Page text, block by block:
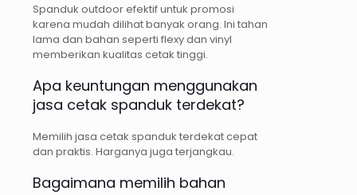
Spanduk outdoor efektif untuk promosi
karena mudah dilihat banyak orang. Ini tahan
lama dan bahan seperti flexy dan vinyl
memberikan kualitas cetak tinggi.
Apa keuntungan menggunakan
jasa cetak spanduk terdekat?
Memilih jasa cetak spanduk terdekat cepat
dan praktis. Harganya juga terjangkau.
Bagaimana memilih bahan